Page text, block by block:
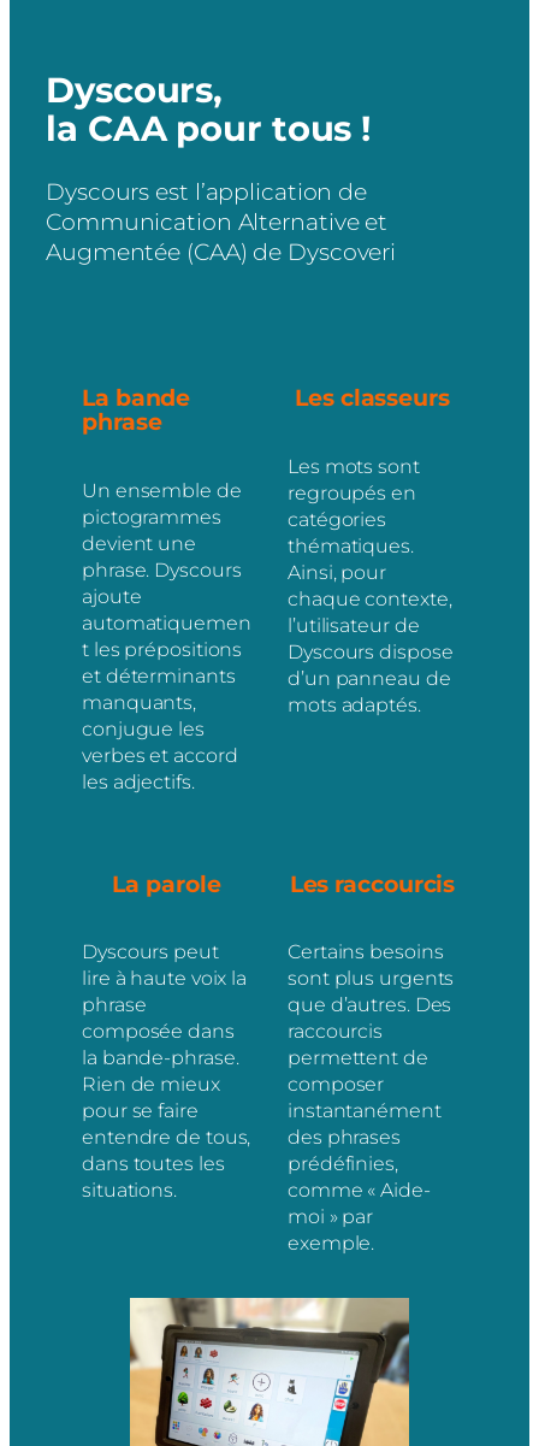
Dyscours,
la CAA pour tous !
Dyscours est l’application de
Communication Alternative et
Augmentée (CAA) de Dyscoveri
La bande
phrase
Un ensemble de
pictogrammes
devient une
phrase. Dyscours
ajoute
automatiquemen
t les prépositions
et déterminants
manquants,
conjugue les
verbes et accord
les adjectifs.
Les classeurs
Les mots sont
regroupés en
catégories
thématiques.
Ainsi, pour
chaque contexte,
l’utilisateur de
Dyscours dispose
d’un panneau de
mots adaptés.
La parole
Dyscours peut
lire à haute voix la
phrase
composée dans
la bande-phrase.
Rien de mieux
pour se faire
entendre de tous,
dans toutes les
situations.
Les raccourcis
Certains besoins
sont plus urgents
que d’autres. Des
raccourcis
permettent de
composer
instantanément
des phrases
prédéfinies,
comme « Aide-
moi » par
exemple.